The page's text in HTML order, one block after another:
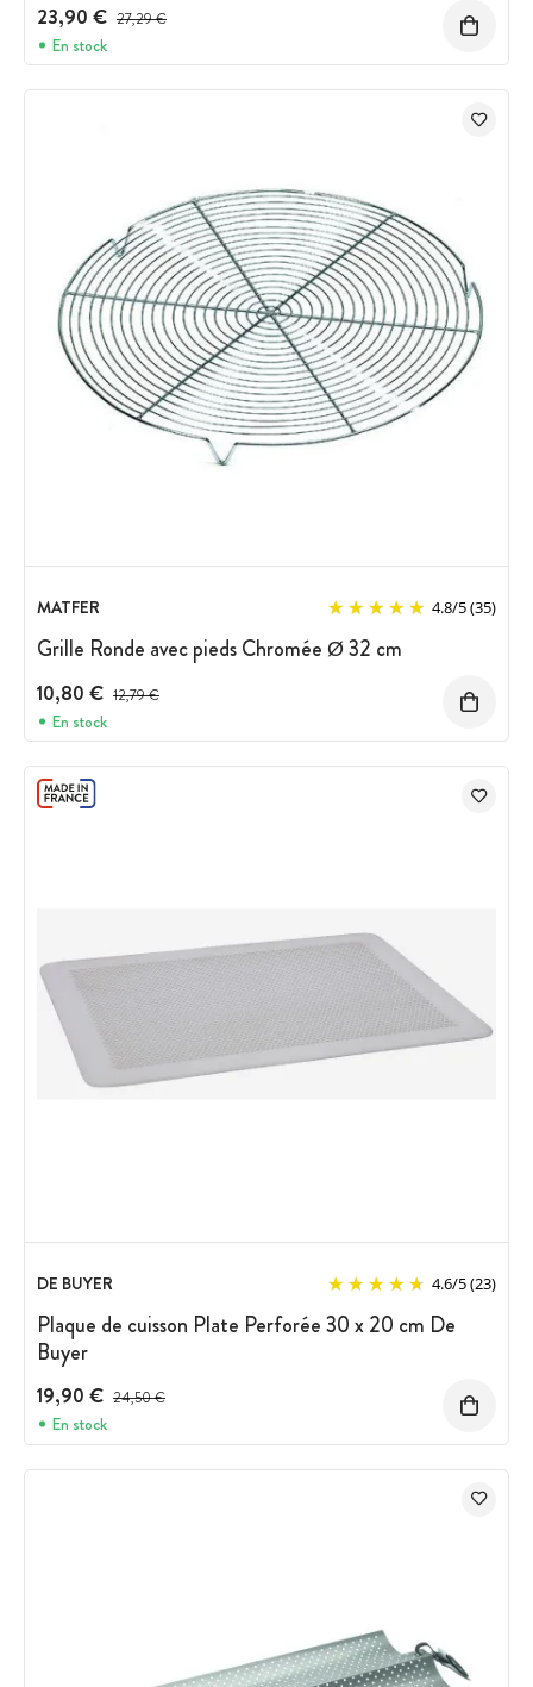
23,90 € Prix avant réduction :
27,29 €
En stock
MATFER 4.8/5(35)
Grille Ronde avec pieds Chromée Ø 32 cm
10,80 € Prix avant réduction :
12,79 €
En stock
DE BUYER 4.6/5(23)
Plaque de cuisson Plate Perforée 30 x 20 cm De
Buyer
19,90 € Prix avant réduction :
24,50 €
En stock